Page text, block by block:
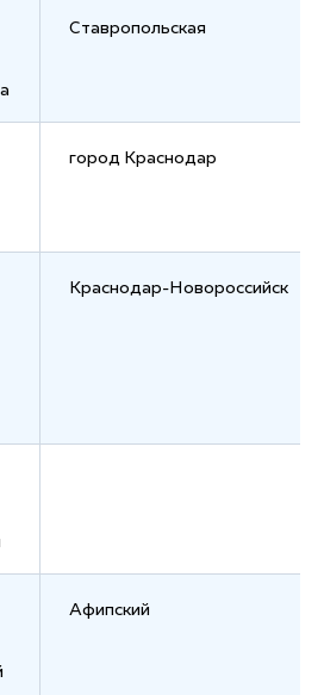
Ставропольская
город Краснодар
Краснодар-Новороссийск
Афипский